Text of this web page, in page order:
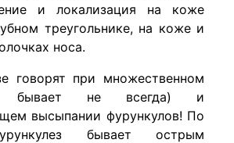
и локализация на коже
треугольнике, на коже и
носа.
говорят при множественном
бывает не всегда) и
высыпании фурункулов! По
бывает острым